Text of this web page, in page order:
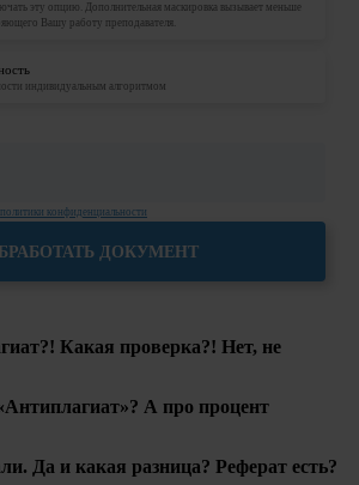
эту опцию. Дополнительная маскировка вызывает меньше
Вашу работу преподавателя.
индивидуальным алгоритмом
политики конфиденциальности
ДОКУМЕНТ
Какая проверка?! Нет, не
А про процент
Да и какая разница? Реферат есть?